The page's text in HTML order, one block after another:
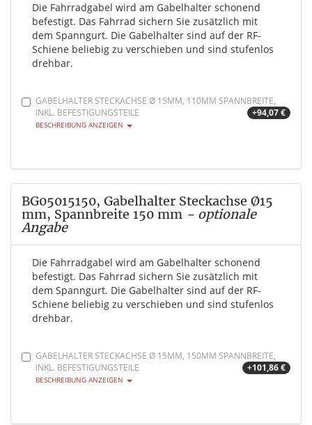
Die Fahrradgabel wird am Gabelhalter schonend
befestigt. Das Fahrrad sichern Sie zusätzlich mit
dem Spanngurt. Die Gabelhalter sind auf der RF-
Schiene beliebig zu verschieben und sind stufenlos
drehbar.
GABELHALTER STECKACHSE Ø 15MM, 110MM SPANNBREITE,
INKL. BEFESTIGUNGSTEILE
+94,07 €
BESCHREIBUNG ANZEIGEN
BG05015150, Gabelhalter Steckachse Ø15
mm, Spannbreite 150 mm - optionale
Angabe
Die Fahrradgabel wird am Gabelhalter schonend
befestigt. Das Fahrrad sichern Sie zusätzlich mit
dem Spanngurt. Die Gabelhalter sind auf der RF-
Schiene beliebig zu verschieben und sind stufenlos
drehbar.
GABELHALTER STECKACHSE Ø 15MM, 150MM SPANNBREITE,
INKL. BEFESTIGUNGSTEILE
+101,86 €
BESCHREIBUNG ANZEIGEN